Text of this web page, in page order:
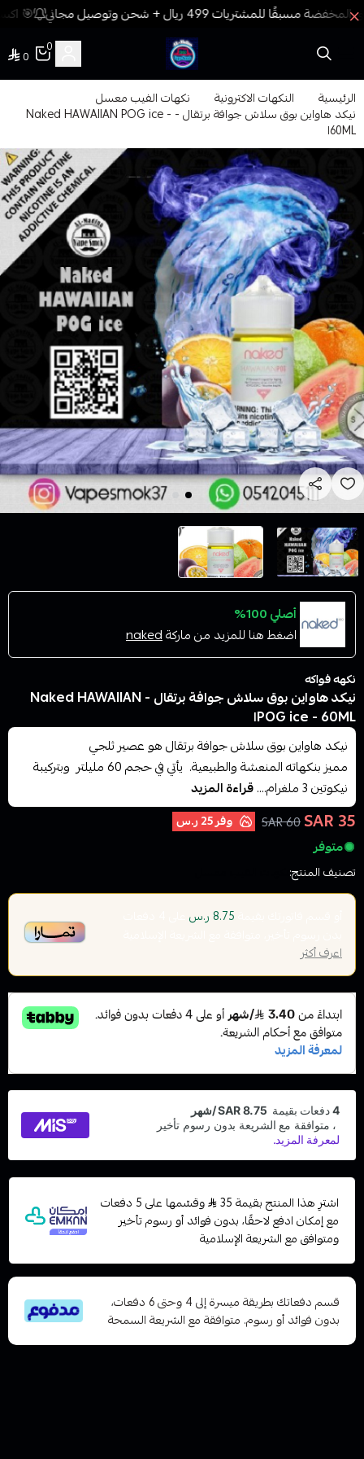
🎯
فيب المدينة
0
0
الرئيسية النكهات الاكترونية نكهات الفيب معسل
نيكد هاواين بوق سلاش جوافة برتقال - Naked HAWAIIAN POG ice -
60MLا
أصلي 100%
اضغط هنا للمزيد من ماركةnaked
نكهه فواكه
نيكد هاواين بوق سلاش جوافة برتقال - Naked HAWAIIAN
POG ice - 60MLا
نيكد هاواين بوق سلاش جوافة برتقال هو عصير ثلجي
مميز بنكهاته المنعشة والطبيعية. يأتي في حجم 60 مليلتر وبتركيبة
نيكوتين 3 ملغرام....
قراءة المزيد
35 SAR
60 SAR وفر25 ر.س
متوفر
تصنيف المنتج:
8.75 ر.س
اعرف أكثر
اشترِ هذا المنتج بقيمة 35
وقسّمها على 5 دفعات
مع إمكان ادفع لاحقًا، بدون فوائد أو رسوم تأخير
ومتوافق مع الشريعة الإسلامية
قسم دفعاتك بطريقة ميسرة إلى 4 وحتى 6 دفعات،
بدون فوائد أو رسوم. متوافقة مع الشريعة السمحة